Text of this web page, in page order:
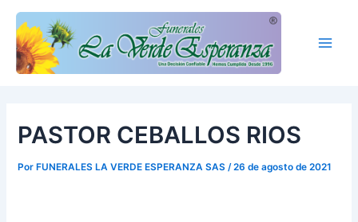
contenido
PASTOR CEBALLOS RIOS
Por FUNERALES LA VERDE ESPERANZA SAS/26 de agosto de 2021